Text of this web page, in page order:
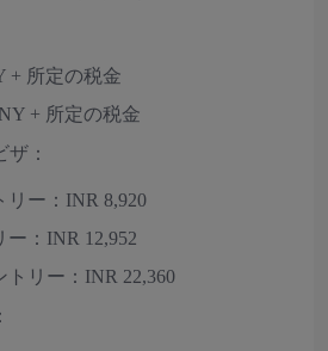
+ 所定の税金
+ 所定の税金
：
リー：INR 8,920
：INR 12,952
トリー：INR 22,360